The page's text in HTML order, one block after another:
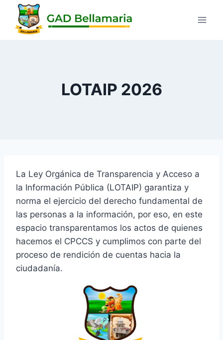
LOTAIP 2026
La Ley Orgánica de Transparencia y Acceso a
la Información Pública (LOTAIP) garantiza y
norma el ejercicio del derecho fundamental de
las personas a la información, por eso, en este
espacio transparentamos los actos de quienes
hacemos el CPCCS y cumplimos con parte del
proceso de rendición de cuentas hacia la
ciudadanía.